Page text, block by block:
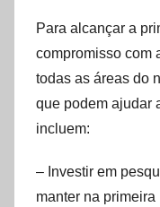
Para alcançar a
compromisso com
todas as áreas do
que podem ajudar
incluem:
– Investir em
manter na